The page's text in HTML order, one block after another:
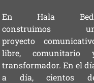
En Hala
construimos
proyecto
libre, comunitario
transformador. En el
a día, cientos